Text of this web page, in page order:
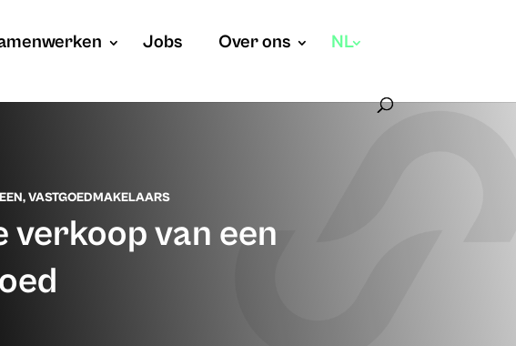
Jobs Over ons NL
,VASTGOEDMAKELAARS
verkoop van een